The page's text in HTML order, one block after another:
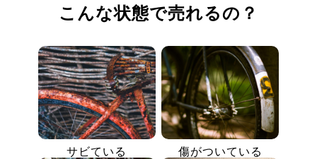
こんな状態で売れるの？
サビている 傷がついている